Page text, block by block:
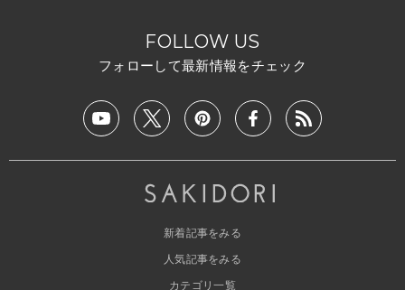
FOLLOW US
フォローして最新情報をチェック
新着記事をみる
人気記事をみる
カテゴリ一覧